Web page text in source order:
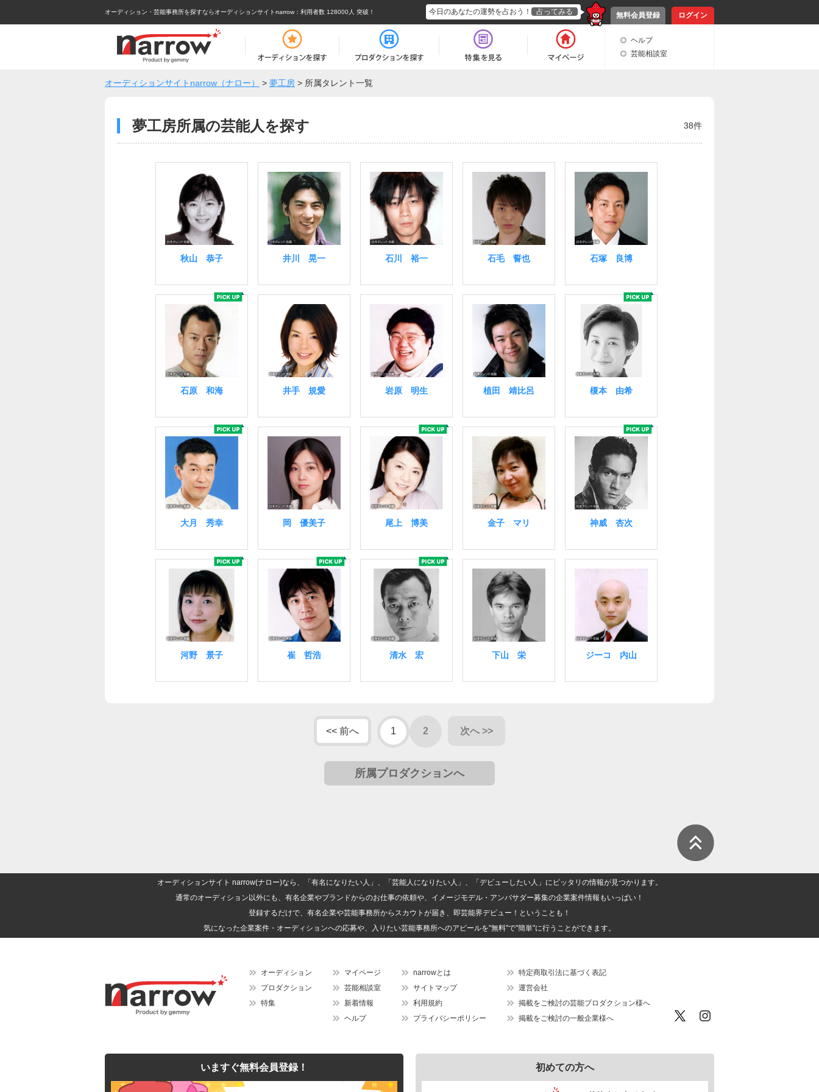
オーディション・芸能事務所を探すならオーディションサイトnarrow ：利用者数 128000人 突破！ 無料会員登録 ログイン
今日のあなたの運勢を占おう！ 占ってみる
ヘルプ
芸能相談室
オーディションサイトnarrow（ナロー） > 夢工房 > 所属タレント一覧
夢工房所属の芸能人を探す 38件
秋山 恭子 井川 晃一 石川 裕一 石毛 誓也 石塚 良博
石原 和海 井手 規愛 岩原 明生 植田 靖比呂 榎本 由希
大月 秀幸 岡 優美子 尾上 博美 金子 マリ 神威 杏次
河野 景子 崔 哲浩 清水 宏 下山 栄 ジーコ 内山
<< 前へ 1 2 次へ >>
所属プロダクションへ
オーディションサイト narrow(ナロー)なら、「有名になりたい人」、「芸能人になりたい人」、「デビューしたい人」にピッタリの情報が見つかります。
通常のオーディション以外にも、有名企業やブランドからのお仕事の依頼や、イメージモデル・アンバサダー募集の企業案件情報もいっぱい！
登録するだけで、有名企業や芸能事務所からスカウトが届き、即芸能界デビュー！ということも！
気になった企業案件・オーディションへの応募や、入りたい芸能事務所へのアピールを"無料"で"簡単"に行うことができます。
オーディション
プロダクション
特集
マイページ
芸能相談室
新着情報
ヘルプ
narrowとは
サイトマップ
利用規約
プライバシーポリシー
特定商取引法に基づく表記
運営会社
掲載をご検討の芸能プロダクション様へ
掲載をご検討の一般企業様へ
いますぐ無料会員登録！ 初めての方へ